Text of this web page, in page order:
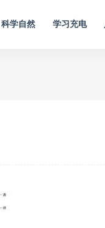
科学自然 学习充电